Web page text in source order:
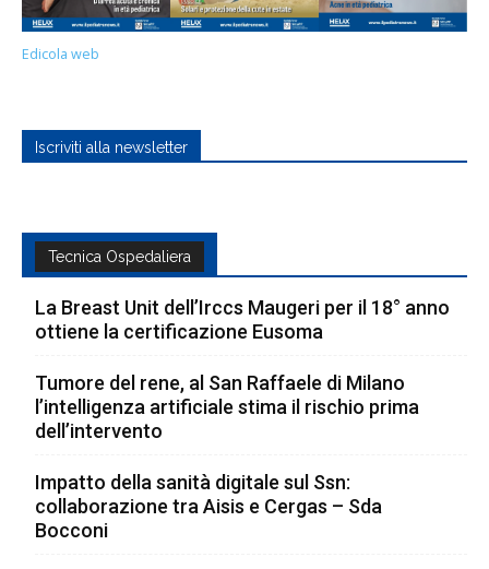
Edicola web
Iscriviti alla newsletter
Tecnica Ospedaliera
La Breast Unit dell’Irccs Maugeri per il 18° anno
ottiene la certificazione Eusoma
Tumore del rene, al San Raffaele di Milano
l’intelligenza artificiale stima il rischio prima
dell’intervento
Impatto della sanità digitale sul Ssn:
collaborazione tra Aisis e Cergas – Sda
Bocconi